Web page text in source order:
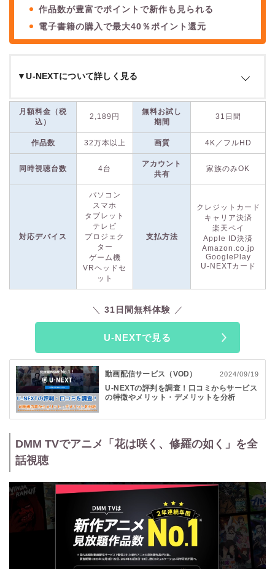
作品数が豊富でポイントで新作も見られる
電子書籍の購入で最大40％ポイント還元
▼U-NEXTについて詳しく見る
U-NEXTは、国内最大級の作品数を誇る動画配信サービス
そのコンテンツ数はなんと 32万本以上にのぼります。映画、
ドラマ、アニメ作品はもちろん、雑誌やマンガも一度に楽しめ
る点が特徴です。
配信タイトルには見放題作品だけでなく、新作映画のレンタル
も含まれています。有料作品は毎月付与されるポイントを利用
でき、マンガや映画チケットの購入にも活用可能で
さらに、U-NEXTでは31日間の無料トライアル
を実施！32万本
以上の動画が見放題で楽しめるほか、
200誌以上の雑誌も読み
になるお得なキャンペーンが含まれています。特典として
600円分のポイントも付与されるため、最新作のレンタルや電
月額料金（税
込）
2,189円
無料お試し
期間
31日間
作品数 32万本以上 画質 4K／フルHD
同時視聴台数 4台
アカウント
共有
家族のみOK
対応デバイス
パソコン
スマホ
タブレット
テレビ
プロジェク
ター
ゲーム機
VRヘッドセ
ット
支払方法
クレジットカード
キャリア決済
楽天ペイ
Apple ID決済
Amazon.co.jp
GooglePlay
U-NEXTカード
31日間無料体験
U-NEXTで見る
動画配信サービス（VOD） 2024/09/19
U-NEXTの評判を調査！口コミからサービス
の特徴やメリット・デメリットを分析
DMM TVでアニメ「花は咲く、修羅の如く」を全
話視聴